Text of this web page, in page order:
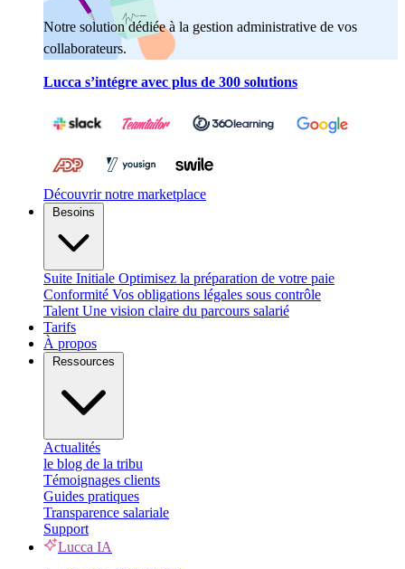
Notre solution dédiée à la gestion administrative de vos
collaborateurs.
Lucca s’intégre avec plus de 300 solutions
Découvrir notre marketplace
Suite Initiale Optimisez la préparation de votre paie
Conformité Vos obligations légales sous contrôle
Talent Une vision claire du parcours salarié
Tarifs
À propos
Actualités
le blog de la tribu
Témoignages clients
Guides pratiques
Transparence salariale
Support
Lucca IA